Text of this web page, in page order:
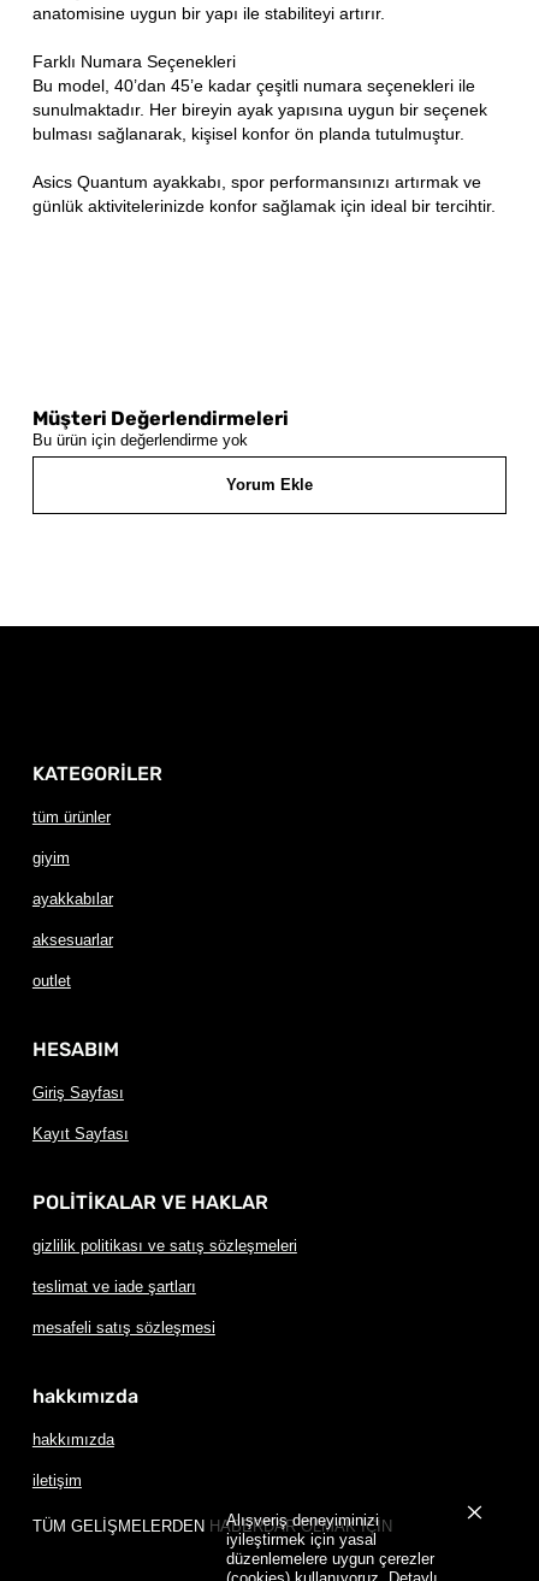
Alışveriş deneyiminizi
iyileştirmek için yasal
düzenlemelere uygun çerezler
(cookies) kullanıyoruz. Detaylı
anatomisine uygun bir yapı ile stabiliteyi artırır.
Farklı Numara Seçenekleri
Bu model, 40’dan 45’e kadar çeşitli numara seçenekleri ile
sunulmaktadır. Her bireyin ayak yapısına uygun bir seçenek
bulması sağlanarak, kişisel konfor ön planda tutulmuştur.
Asics Quantum ayakkabı, spor performansınızı artırmak ve
günlük aktivitelerinizde konfor sağlamak için ideal bir tercihtir.
Müşteri Değerlendirmeleri
Bu ürün için değerlendirme yok
Yorum Ekle
KATEGORİLER
tüm ürünler
giyim
ayakkabılar
aksesuarlar
outlet
HESABIM
Giriş Sayfası
Kayıt Sayfası
POLİTİKALAR VE HAKLAR
gizlilik politikası ve satış sözleşmeleri
teslimat ve iade şartları
mesafeli satış sözleşmesi
hakkımızda
hakkımızda
iletişim
TÜM GELİŞMELERDEN HABERDAR OLMAK İÇİN